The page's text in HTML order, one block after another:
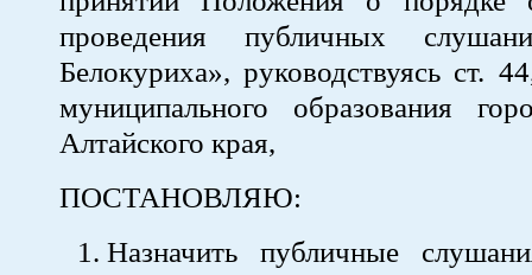
проведения публичных
Белокуриха», руководствуясь ст.
муниципального образования
Алтайского края,
ПОСТАНОВЛЯЮ:
Назначить публичные